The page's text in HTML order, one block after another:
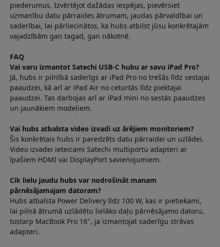
piederumus. Izvērtējot dažādas iespējas, pievērsiet
uzmanību datu pārraides ātrumam, jaudas pārvaldībai un
saderībai, lai pārliecinātos, ka hubs atbilst jūsu konkrētajām
vajadzībām gan tagad, gan nākotnē.
FAQ
Vai varu izmantot Satechi USB-C hubu ar savu iPad Pro?
Jā, hubs ir pilnībā saderīgs ar iPad Pro no trešās līdz sestajai
paaudzei, kā arī ar iPad Air no ceturtās līdz piektajai
paaudzei. Tas darbojas arī ar iPad mini no sestās paaudzes
un jaunākiem modeļiem.
Vai hubs atbalsta video izvadi uz ārējiem monitoriem?
Šis konkrētais hubs ir paredzēts datu pārraidei un uzlādei.
Video izvadei ieteicami Satechi multiportu adapteri ar
īpašiem HDMI vai DisplayPort savienojumiem.
Cik lielu jaudu hubs var nodrošināt manam
pārnēsājamajam datoram?
Hubs atbalsta Power Delivery līdz 100 W, kas ir pietiekami,
lai pilnā ātrumā uzlādētu lielāko daļu pārnēsājamo datoru,
tostarp MacBook Pro 16", ja izmantojat saderīgu strāvas
adapteri.